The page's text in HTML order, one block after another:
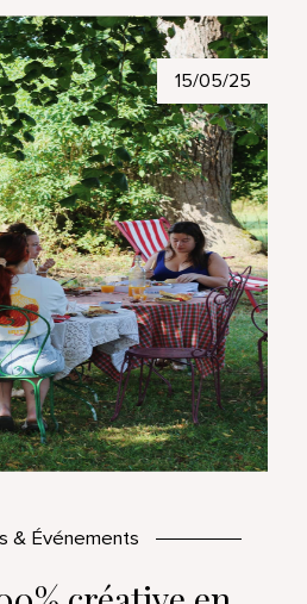
15/05/25
& Événements